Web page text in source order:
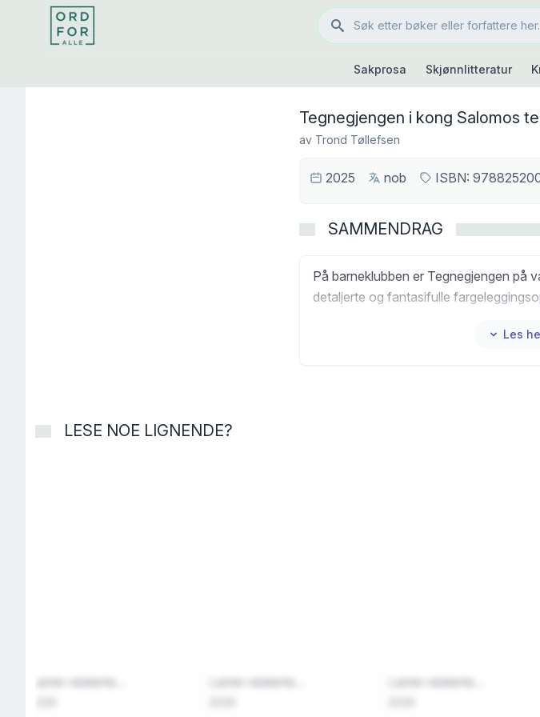
Sakprosa Skjønnlitteratur
Tegnegjengen i kong Salomos
av Trond Tøllefsen
2025 nob ISBN:
SAMMENDRAG
På barneklubben er Tegnegjengen på
detaljerte og fantasifulle
Les
LESE NOE LIGNENDE?
Laster relaterte... Laster relaterte... Laster relaterte...